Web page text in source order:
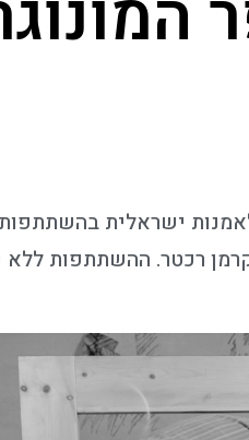
ישראלית
רכטר. ההשתתפות